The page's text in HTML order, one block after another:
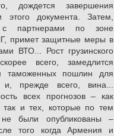
дождется завершения
этого документа. Затем,
с партнерами по зоне
примет защитные меры в
ВТО... Рост грузинского
всего, замедлится
таможенных пошлин для
и, прежде всего, вина...
всех прогнозов – как
так и тех, которые по тем
были опубликованы –
того когда Армения и